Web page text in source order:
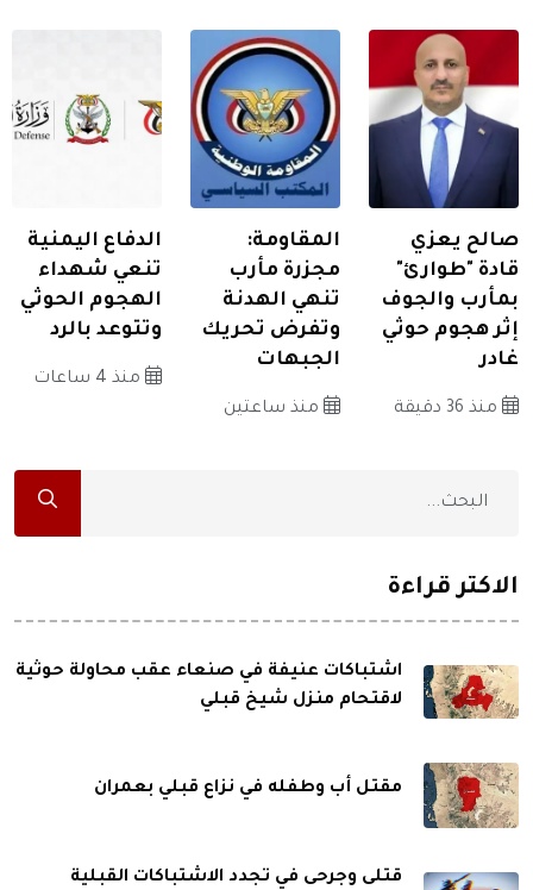
صالح يعزي
قادة "طوارئ"
بمأرب والجوف
إثر هجوم حوثي
غادر
منذ 36 دقيقة
المقاومة:
مجزرة مأرب
تنهي الهدنة
وتفرض تحريك
الجبهات
منذ ساعتين
الدفاع اليمنية
تنعي شهداء
الهجوم الحوثي
وتتوعد بالرد
منذ 4 ساعات
الاكثر قراءة
اشتباكات عنيفة في صنعاء عقب محاولة حوثية
لاقتحام منزل شيخ قبلي
مقتل أب وطفله في نزاع قبلي بعمران
قتلى وجرحى في تجدد الاشتباكات القبلية